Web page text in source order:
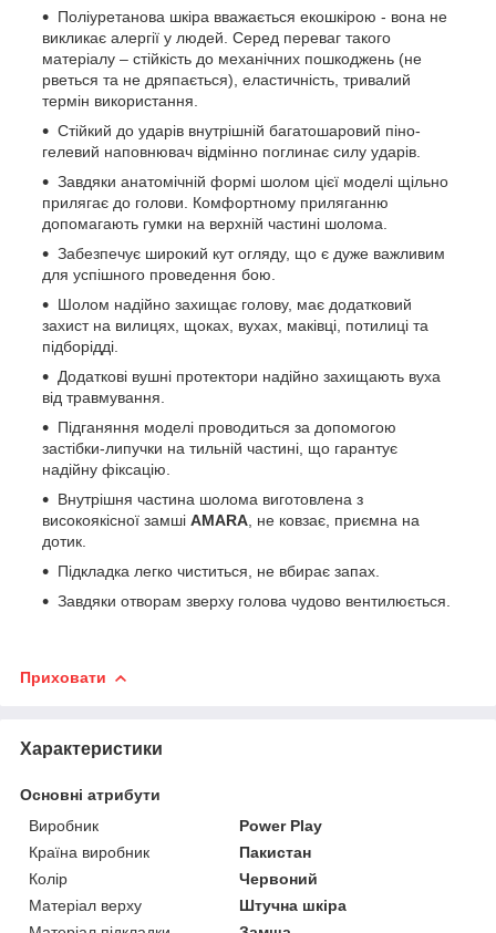
Поліуретанова шкіра вважається екошкірою - вона не
викликає алергії у людей. Серед переваг такого
матеріалу – стійкість до механічних пошкоджень (не
рветься та не дряпається), еластичність, тривалий
термін використання.
Стійкий до ударів внутрішній багатошаровий піно-
гелевий наповнювач відмінно поглинає силу ударів.
Завдяки анатомічній формі шолом цієї моделі щільно
прилягає до голови. Комфортному приляганню
допомагають гумки на верхній частині шолома.
Забезпечує широкий кут огляду, що є дуже важливим
для успішного проведення бою.
Шолом надійно захищає голову, має додатковий
захист на вилицях, щоках, вухах, маківці, потилиці та
підборідді.
Додаткові вушні протектори надійно захищають вуха
від травмування.
Підганяння моделі проводиться за допомогою
застібки-липучки на тильній частині, що гарантує
надійну фіксацію.
Внутрішня частина шолома виготовлена ​​з
високоякісної замші AMARA , не ковзає, приємна на
дотик.
Підкладка легко чиститься, не вбирає запах.
Завдяки отворам зверху голова чудово вентилюється.
Приховати
Характеристики
Основні атрибути
Виробник
Power Play
Країна виробник
Пакистан
Колір
Червоний
Матеріал верху
Штучна шкіра